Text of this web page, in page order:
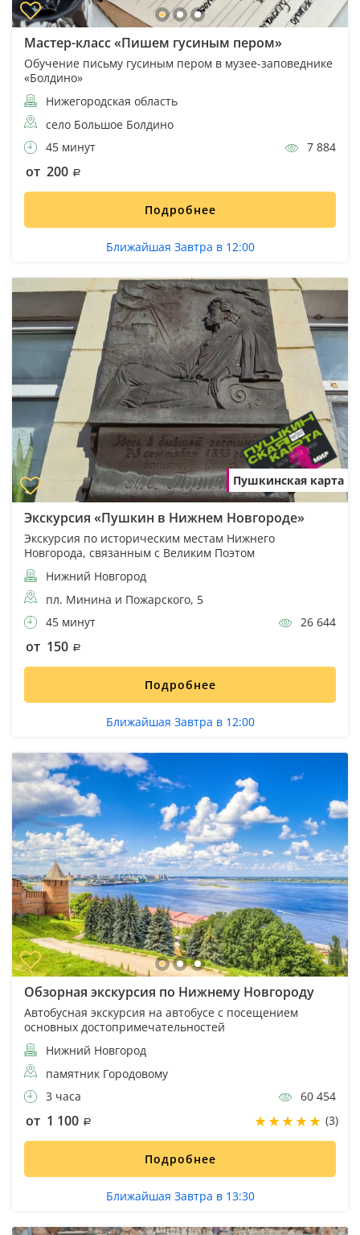
Мастер-класс «Пишем гусиным пером»
Обучение письму гусиным пером в музее-заповеднике
«Болдино»
Нижегородская область
село Большое Болдино
45 минут
7 884
от 200
Подробнее
Ближайшая Завтра в 12:00
Пушкинская карта
Экскурсия «Пушкин в Нижнем Новгороде»
Экскурсия по историческим местам Нижнего
Новгорода, связанным с Великим Поэтом
Нижний Новгород
пл. Минина и Пожарского, 5
45 минут
26 644
от 150
Подробнее
Ближайшая Завтра в 12:00
Обзорная экскурсия по Нижнему Новгороду
Автобусная экскурсия на автобусе с посещением
основных достопримечательностей
Нижний Новгород
памятник Городовому
3 часа
60 454
от 1 100 (3)
Подробнее
Ближайшая Завтра в 13:30